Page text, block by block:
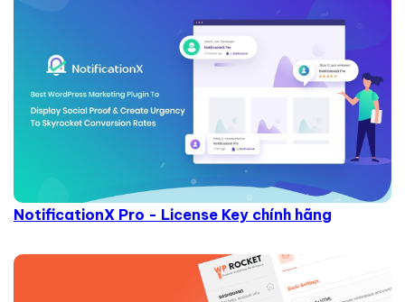
NotificationX Pro - License Key chính hãng